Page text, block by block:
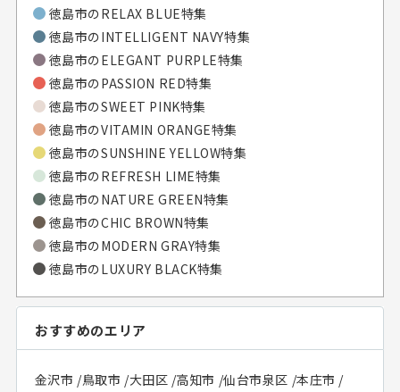
徳島市のRELAX BLUE特集
徳島市のINTELLIGENT NAVY特集
徳島市のELEGANT PURPLE特集
徳島市のPASSION RED特集
徳島市のSWEET PINK特集
徳島市のVITAMIN ORANGE特集
徳島市のSUNSHINE YELLOW特集
徳島市のREFRESH LIME特集
徳島市のNATURE GREEN特集
徳島市のCHIC BROWN特集
徳島市のMODERN GRAY特集
徳島市のLUXURY BLACK特集
おすすめのエリア
金沢市 /鳥取市 /大田区 /高知市 /仙台市泉区 /本庄市 /